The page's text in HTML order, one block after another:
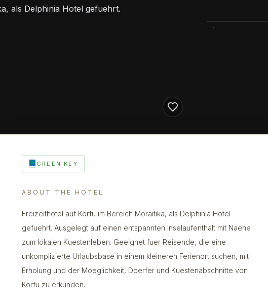
als Delphinia Hotel gefuehrt.
GREEN KEY
ABOUT THE HOTEL
Freizeithotel auf Korfu im Bereich Moraitika, als Delphinia Hotel
gefuehrt. Ausgelegt auf einen entspannten Inselaufenthalt mit Naehe
zum lokalen Kuestenleben. Geeignet fuer Reisende, die eine
unkomplizierte Urlaubsbase in einem kleineren Ferienort suchen, mit
Erholung und der Moeglichkeit, Doerfer und Kuestenabschnitte von
Korfu zu erkunden.